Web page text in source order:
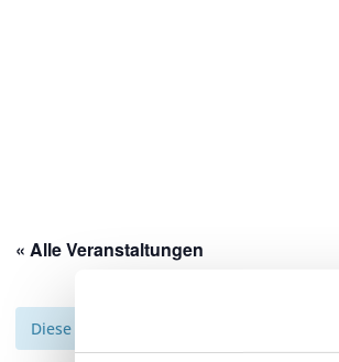
« Alle Veranstaltungen
Diese Veranstaltung hat bereits